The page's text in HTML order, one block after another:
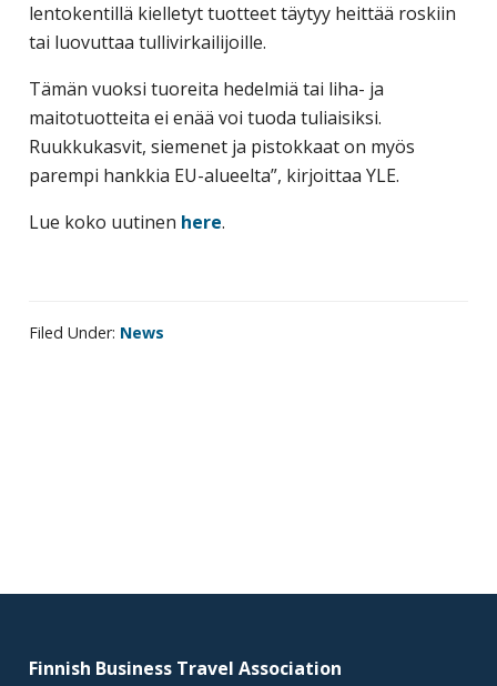
lentokentillä kielletyt tuotteet täytyy heittää roskiin
tai luovuttaa tullivirkailijoille.
Tämän vuoksi tuoreita hedelmiä tai liha- ja
maitotuotteita ei enää voi tuoda tuliaisiksi.
Ruukkukasvit, siemenet ja pistokkaat on myös
parempi hankkia EU-alueelta”, kirjoittaa YLE.
Lue koko uutinen here.
Filed Under: News
Finnish Business Travel Association